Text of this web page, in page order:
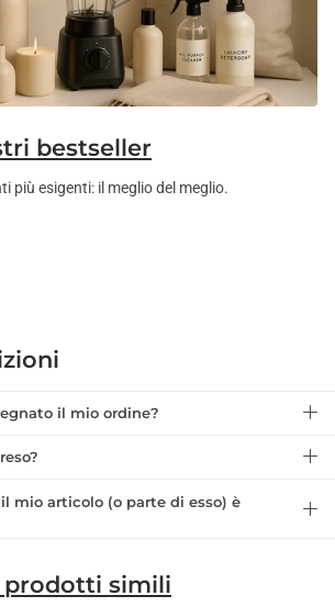
bestseller
più esigenti: il meglio del meglio.
il mio ordine?
il mio articolo (o parte di esso) è
prodotti simili